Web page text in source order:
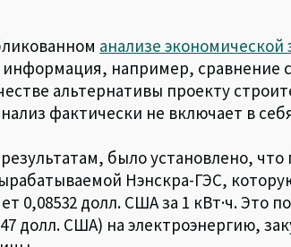
анализе
информация, например, сравнение
альтернативы проекту
фактически не включает в
было установлено, что
Нэнскра-ГЭС,
0,08532 долл. США за 1 кВт·ч. Это
долл. США) на электроэнергию,